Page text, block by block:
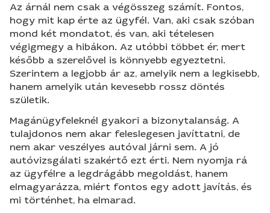
Az árnál nem csak a végösszeg számít. Fontos,
hogy mit kap érte az ügyfél. Van, aki csak szóban
mond két mondatot, és van, aki tételesen
végigmegy a hibákon. Az utóbbi többet ér, mert
később a szerelővel is könnyebb egyeztetni.
Szerintem a legjobb ár az, amelyik nem a legkisebb,
hanem amelyik után kevesebb rossz döntés
születik.
Magánügyfeleknél gyakori a bizonytalanság. A
tulajdonos nem akar feleslegesen javíttatni, de
nem akar veszélyes autóval járni sem. A jó
autóvizsgálati szakértő ezt érti. Nem nyomja rá
az ügyfélre a legdrágább megoldást, hanem
elmagyarázza, miért fontos egy adott javítás, és
mi történhet, ha elmarad.